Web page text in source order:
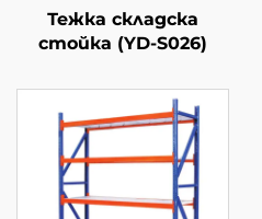
Тежка складска
стойка (YD-S026)